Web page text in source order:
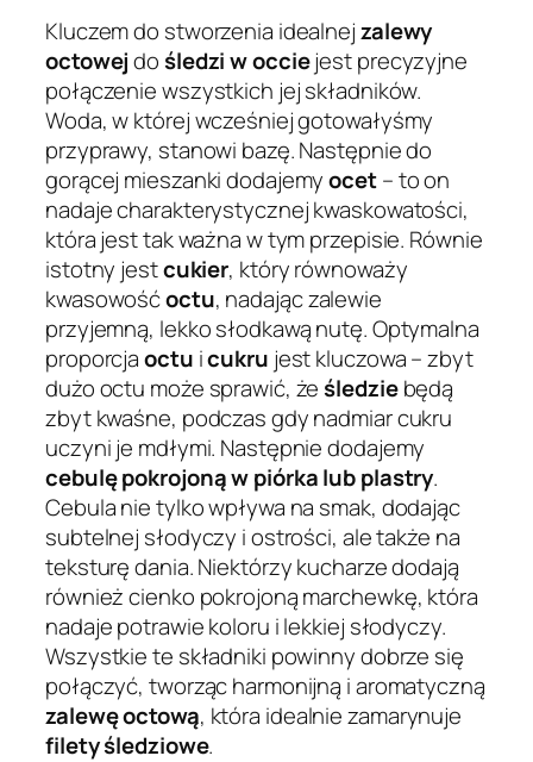
Kluczem do stworzenia idealnejzalewy
octowejdośledzi w occiejest precyzyjne
połączenie wszystkich jej składników.
Woda, w której wcześniej gotowałyśmy
przyprawy, stanowi bazę. Następnie do
gorącej mieszanki dodajemyocet– to on
nadaje charakterystycznej kwaskowatości,
która jest tak ważna w tym przepisie. Równie
istotny jestcukier, który równoważy
kwasowośćoctu, nadając zalewie
przyjemną, lekko słodkawą nutę. Optymalna
proporcjaoctu icukru jest kluczowa – zbyt
dużo octu może sprawić, żeśledziebędą
zbyt kwaśne, podczas gdy nadmiar cukru
uczyni je mdłymi. Następnie dodajemy
cebulę pokrojoną w piórka lub plastry.
Cebula nie tylko wpływa na smak, dodając
subtelnej słodyczy i ostrości, ale także na
teksturę dania. Niektórzy kucharze dodają
również cienko pokrojoną marchewkę, która
nadaje potrawie koloru i lekkiej słodyczy.
Wszystkie te składniki powinny dobrze się
połączyć, tworząc harmonijną i aromatyczną
zalewę octową, która idealnie zamarynuje
filety śledziowe.